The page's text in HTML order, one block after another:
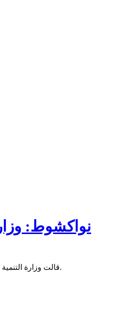
نواكشوط:
قالت وزارة التنمية الحيوانية إنها جهزت سبعة فضاءات لذبح الأضاحي في العاصمة نواكشوط، خلال عيد الأضحى المبارك.